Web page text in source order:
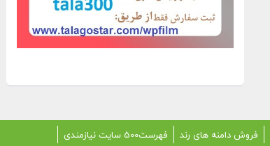
فروش دامنه های رند
فهرست500 سایت نیازمندی